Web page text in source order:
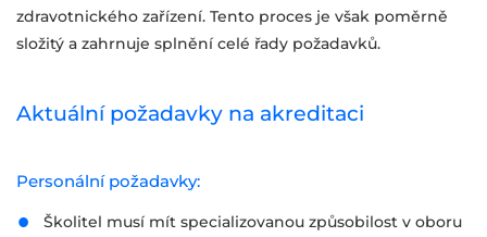
zdravotnického zařízení. Tento proces je však poměrně
složitý a zahrnuje splnění celé řady požadavků.
Aktuální požadavky na akreditaci
Personální požadavky:
Školitel musí mít specializovanou způsobilost v oboru